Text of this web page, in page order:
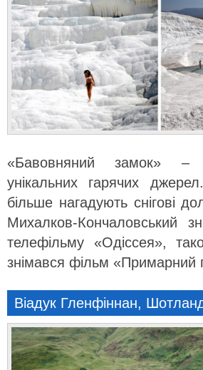
«Бавовняний замок» –
унікальних гарячих
більше нагадують снігові
Михалков-Кончаловський
телефільму «Одіссея»,
знімався фільм «Примарний
Віадук Гленфіннан,